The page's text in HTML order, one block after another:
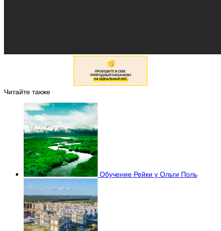
Читайте также
Обучение Рейки у Ольги Поль